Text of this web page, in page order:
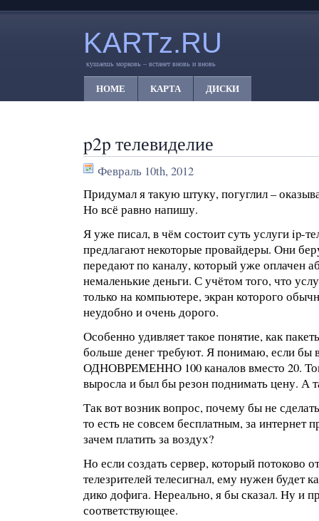
KARTz.RU
кушаешь морковь – встанет вновь и вновь
HOME КАРТА ДИСКИ
p2p телевиделие
Февраль 10th, 2012
Придумал я такую штуку, погуглил –
Но всё равно напишу.
Я уже писал, в чём состоит суть услуги ip-
предлагают некоторые провайдеры. Они
передают по каналу, который уже оплачен
немаленькие деньги. С учётом того, что
только на компьютере, экран которого
неудобно и очень дорого.
Особенно удивляет такое понятие, как
больше денег требуют. Я понимаю, если бы
ОДНОВРЕМЕННО 100 каналов вместо 20.
выросла и был бы резон поднимать цену. А
Так вот возник вопрос, почему бы не
то есть не совсем бесплатным, за интернет
зачем платить за воздух?
Но если создать сервер, который потоково
телезрителей телесигнал, ему нужен будет
дико дофига. Нереально, я бы сказал. Ну и
соответствующее.